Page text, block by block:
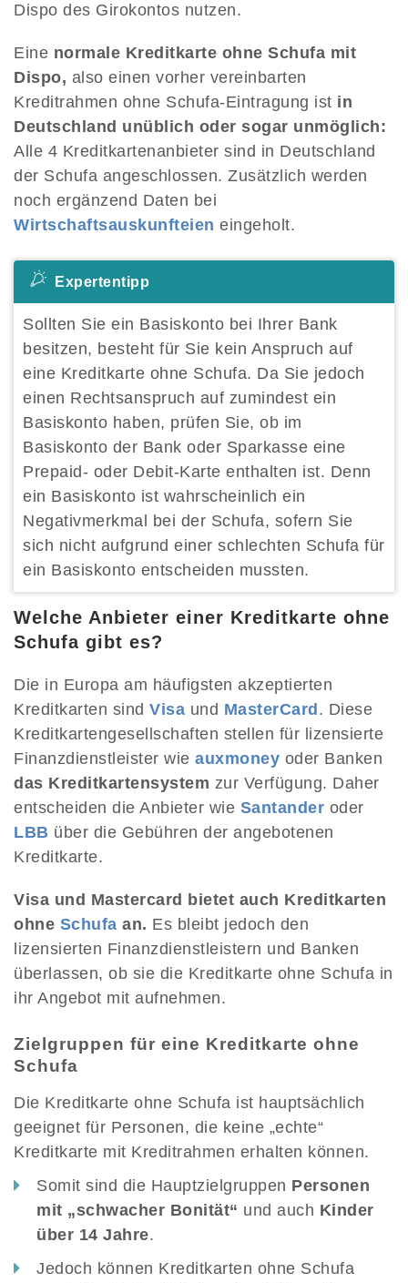
Dispo des Girokontos nutzen.
Eine normale Kreditkarte ohne Schufa mit
Dispo, also einen vorher vereinbarten
Kreditrahmen ohne Schufa-Eintragung ist in
Deutschland unüblich oder sogar unmöglich:
Alle 4 Kreditkartenanbieter sind in Deutschland
der Schufa angeschlossen. Zusätzlich werden
noch ergänzend Daten bei
Wirtschaftsauskunfteien eingeholt.
Expertentipp
Sollten Sie ein Basiskonto bei Ihrer Bank
besitzen, besteht für Sie kein Anspruch auf
eine Kreditkarte ohne Schufa. Da Sie jedoch
einen Rechtsanspruch auf zumindest ein
Basiskonto haben, prüfen Sie, ob im
Basiskonto der Bank oder Sparkasse eine
Prepaid- oder Debit-Karte enthalten ist. Denn
ein Basiskonto ist wahrscheinlich ein
Negativmerkmal bei der Schufa, sofern Sie
sich nicht aufgrund einer schlechten Schufa für
ein Basiskonto entscheiden mussten.
Welche Anbieter einer Kreditkarte ohne
Schufa gibt es?
Die in Europa am häufigsten akzeptierten
Kreditkarten sind Visa und MasterCard . Diese
Kreditkartengesellschaften stellen für lizensierte
Finanzdienstleister wie auxmoney oder Banken
das Kreditkartensystem zur Verfügung. Daher
entscheiden die Anbieter wie Santander oder
LBB über die Gebühren der angebotenen
Kreditkarte.
Visa und Mastercard bietet auch Kreditkarten
ohne Schufa an. Es bleibt jedoch den
lizensierten Finanzdienstleistern und Banken
überlassen, ob sie die Kreditkarte ohne Schufa in
ihr Angebot mit aufnehmen.
Zielgruppen für eine Kreditkarte ohne
Schufa
Die Kreditkarte ohne Schufa ist hauptsächlich
geeignet für Personen, die keine „echte“
Kreditkarte mit Kreditrahmen erhalten können.
Somit sind die Hauptzielgruppen Personen
mit „schwacher Bonität“ und auch Kinder
über 14 Jahre.
Jedoch können Kreditkarten ohne Schufa